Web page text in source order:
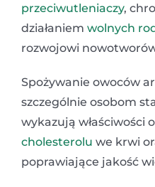
przeciwutleniaczy,
działaniem wolnych
rozwojowi
Spożywanie owoców
szczególnie osobom
wykazują właściwości
cholesterolu we krwi
poprawiające jakość